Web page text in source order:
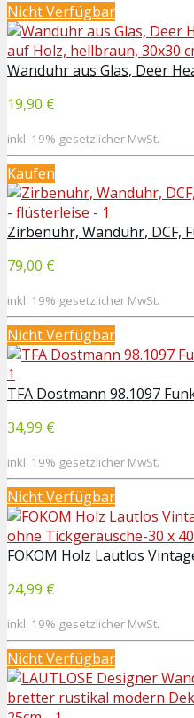
Nicht Verfügbar
Wanduhr aus Glas, Deer
19,90 €
inkl. 19% gesetzlicher MwSt.
Kaufen
Zirbenuhr, Wanduhr, DCF,
79,00 €
inkl. 19% gesetzlicher MwSt.
Nicht Verfügbar
TFA Dostmann 98.1097
34,99 €
inkl. 19% gesetzlicher MwSt.
Nicht Verfügbar
FOKOM Holz Lautlos
24,99 €
inkl. 19% gesetzlicher MwSt.
Nicht Verfügbar